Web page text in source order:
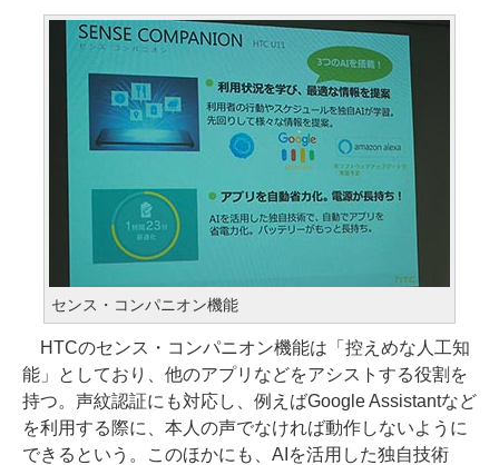
センス・コンパニオン機能
HTCのセンス・コンパニオン機能は「控えめな人工知
能」としており、他のアプリなどをアシストする役割を
持つ。声紋認証にも対応し、例えばGoogle Assistantなど
を利用する際に、本人の声でなければ動作しないように
できるという。このほかにも、AIを活用した独自技術